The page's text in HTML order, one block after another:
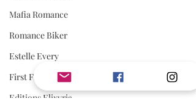
Mafia Romance
Romance Biker
Estelle Every
First Flight Editions
Editions Elixyria